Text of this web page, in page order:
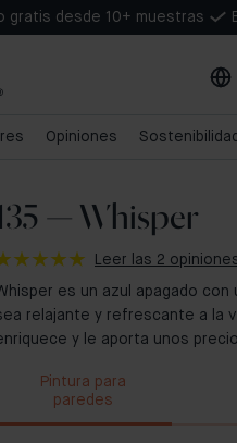
gratis desde 10+ muestras
Opiniones Sostenibilidad
— Whisper
Leer las 2
es un azul apagado
relajante y refrescante a la
y le aporta unos
Pintura para
paredes